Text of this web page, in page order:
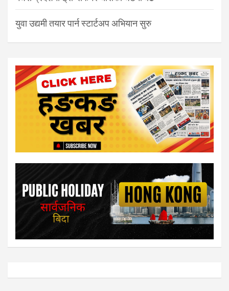
युवा उद्यमी तयार पार्न स्टार्टअप अभियान सुरु